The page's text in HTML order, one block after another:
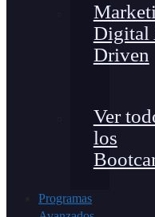
Digital
Driven
Ver
los
Programas